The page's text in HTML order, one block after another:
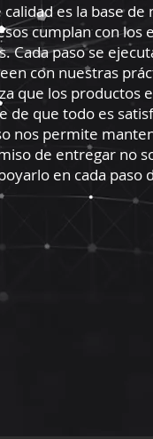
es la base
cumplan con
Cada paso se
con nuestras
que los productos
de que todo es
nos permite
de entregar no
en cada